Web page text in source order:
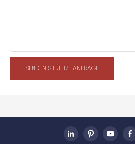
SENDEN SIE JETZT ANFRAGE